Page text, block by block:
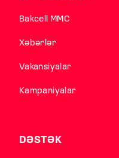
Bakcell MMC
Xəbərlər
Vakansiyalar
Kampaniyalar
DƏSTƏK